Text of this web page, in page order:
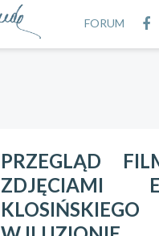
FORUM
PRZEGLĄD
ZDJĘCIAMI
KLOSIŃSKIEGO